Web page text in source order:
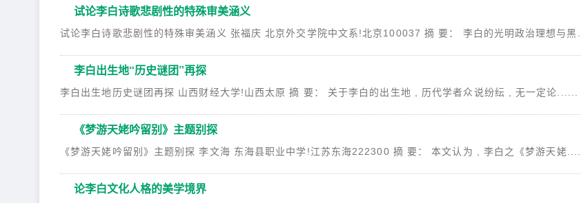
试论李白诗歌悲剧性的特殊审美涵义
试论李白诗歌悲剧性的特殊审美涵义 张福庆 北京外交学院中文系!北京100037 摘 要： 李白的光明政治理想与黑
李白出生地“历史谜团”再探
李白出生地历史谜团再探 山西财经大学!山西太原 摘 要： 关于李白的出生地 , 历代学者众说纷纭 , 无一定论......
《梦游天姥吟留别》主题别探
《梦游天姥吟留别》主题别探 李文海 东海县职业中学!江苏东海222300 摘 要： 本文认为 , 李白之《梦游天姥
论李白文化人格的美学境界